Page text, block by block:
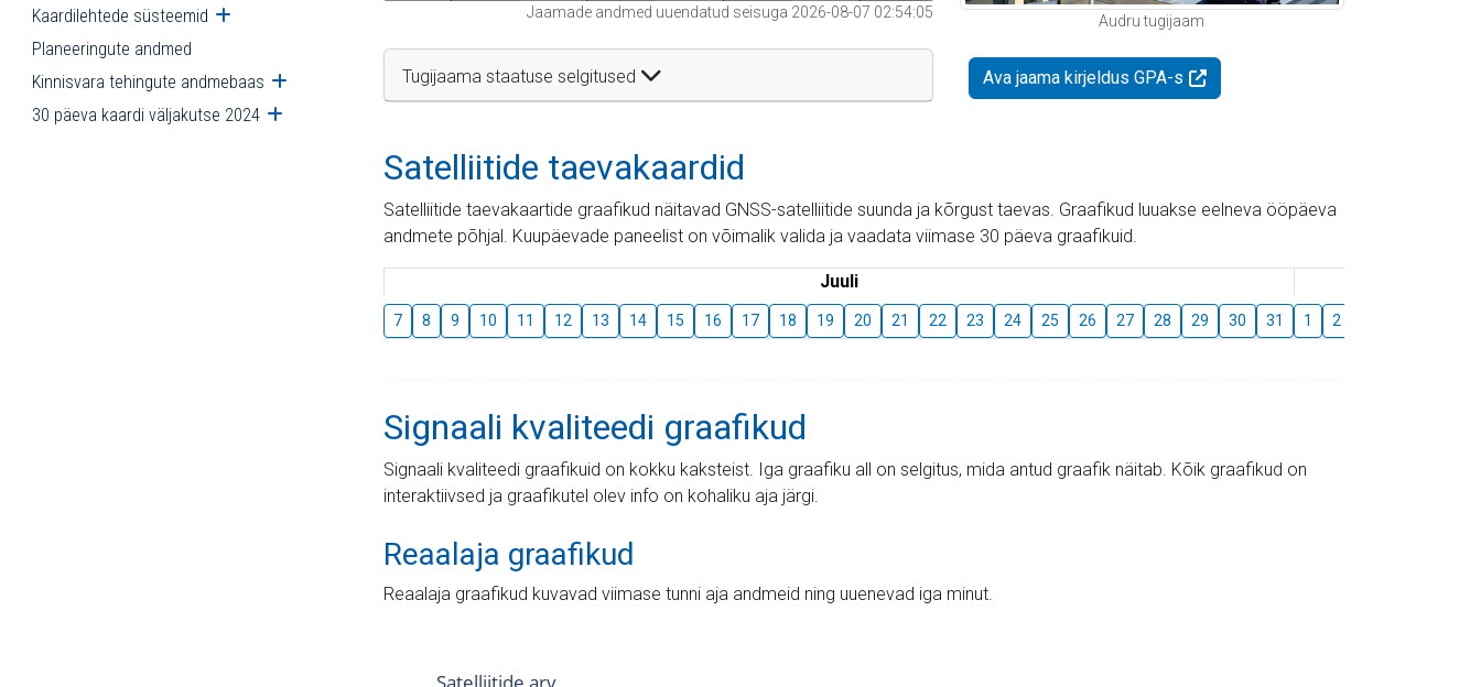
Kaardilehtede süsteemid Ava alammenüü
Planeeringute andmed
Kinnisvara tehingute andmebaas Ava alammenüü
30 päeva kaardi väljakutse 2024 Ava alammenüü
Jaamade andmed uuendatud seisuga 2026-08-07 02:54:05
Tugijaama staatuse selgitused
Audru tugijaam
Ava jaama kirjeldus GPA-s
Satelliitide taevakaardid
Satelliitide taevakaartide graafikud näitavad GNSS-satelliitide suunda ja kõrgust taevas. Graafikud luuakse eelneva ööpäeva
andmete põhjal. Kuupäevade paneelist on võimalik valida ja vaadata viimase 30 päeva graafikuid.
Juuli
7 8 9 10 11 12 13 14 15 16 17 18 19 20 21 22 23 24 25 26 27 28 29 30 31 1 2
Signaali kvaliteedi graafikud
Signaali kvaliteedi graafikuid on kokku kaksteist. Iga graafiku all on selgitus, mida antud graafik näitab. Kõik graafikud on
interaktiivsed ja graafikutel olev info on kohaliku aja järgi.
Reaalaja graafikud
Reaalaja graafikud kuvavad viimase tunni aja andmeid ning uuenevad iga minut.